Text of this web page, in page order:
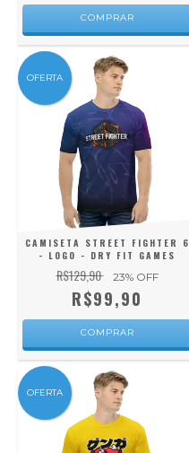
COMPRAR
OFERTA
CAMISETA STREET FIGHTER 6
- LOGO - DRY FIT GAMES
R$129,90 23% OFF
R$99,90
COMPRAR
OFERTA